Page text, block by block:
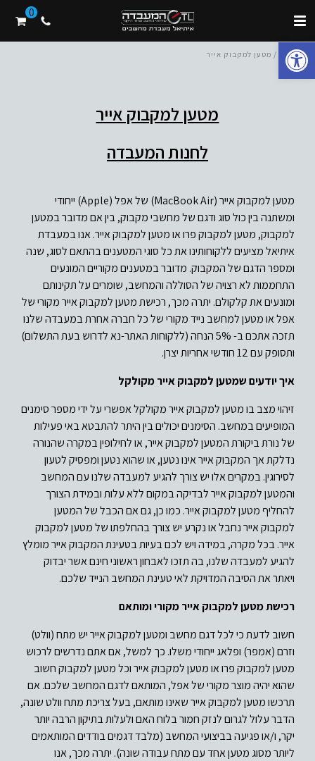
פתח סרגל נגישות
0
בית / מטען למקבוק אייר
מטען למקבוק אייר
לחנות המעבדה
מטען למקבוק אייר (MacBook Air) של אפל (Apple) ייחודי
ומשתנה בין כול סוג ודגם של מחשבי מקבוק, בין אם מדובר במטען
למקבוק, מטען למקבוק פרו או מטען למקבוק אייר. אנו במעבדת
איתיאל מציעים ללקוחותינו את כל סוגי המטענים בהתאם לסוג, שנה
ומספר הדגם של המקבוק. מדובר במטענים מקוריים המונעים
התחממות לא רצויה של הסוללה והמחשב, שומרים על תקינותם
ומונעים את קלקולם. יתרה מכך, רכישת מטען למקבוק אייר מקורי של
אפל או מטען למחשב נייד מקורי של כל חברה אחרת במעבדה שלנו
תזכה אתכם ב- 5% הנחה (ללקוחות האתר-נא לדרוש בעת התשלום)
ותסופק עם 12 חודשי אחריות יצרן.
איך יודעים שמטען למקבוק אייר מקולקל
זיהוי מצב בו מטען למקבוק אייר מקולקל אפשרי על ידי מספר סימנים
המופיעים במחשב. הסימנים יכולים בין היתר להתבטא באי פעילות
של נורת ביקורת המטען למקבוק אייר, או לחילופין במקרה שהנורה
נדלקת אך המקבוק אייר אינו נטען, או שהוא נטען ומפסיק לטעון
לסירוגין. במקרים אלו יש צורך להגיע למעבדה שלנו עם המחשב
והמטען למקבוק אייר לבדיקה במקום ללא עלות ובמידת הצורך
להחליף מטען למקבוק אייר. כמו כן, גם אם הכבל של המטען
למקבוק אייר נחבל או נקרע יש צורך בהחלפתו של מטען למקבוק
אייר. בכל מקרה, במידה ויש לכם בעיות בטעינת המקבוק אייר מומלץ
להגיע למעבדה שלנו, בה תזכו לאבחון ראשוני חינם אשר יבדוק
ויאתר את הסיבה המדויקת לאי טעינת המחשב הנייד שלכם.
רכישת מטען למקבוק אייר מקורי ומותאם
חשוב לדעת כי לכל דגם מחשב ומטען למקבוק אייר יש מתח (וולט)
וזרם (אמפר) ופלאג ייחודי משלו. כך למשל, אם אתם נדרשים לרכוש
מטען למקבוק פרו או מטען למקבוק אייר וכל מטען למקבוק חשוב
שהוא יהיה מוצר מקורי של אפל, המותאם לדגם המחשב שלכם. אם
תרכשו מטען למקבוק אייר שאינו מותאם, בעל צריכת מתח וולט שונה,
הדבר עלול לגרום לנזק חמור בלוח האם ולעלות בתיקון הרבה יותר
יקר, ו/או פגיעה בביצועי המחשב (מלבד דגמים בודדים המותאמים
ליותר מסוג מטען אחד עם מתח עבודה שונה). יתרה מכך, אנו